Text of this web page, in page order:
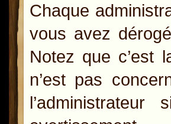
Chaque
vous avez
Notez que c’est
n’est pas